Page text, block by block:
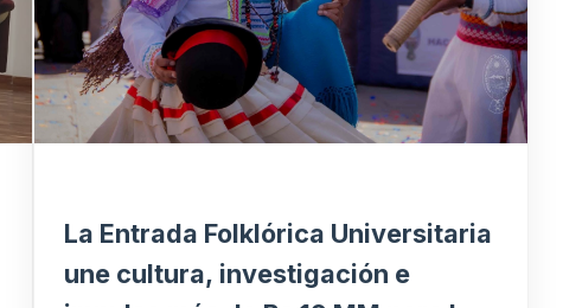
La Entrada Folklórica Universitaria
une cultura, investigación e